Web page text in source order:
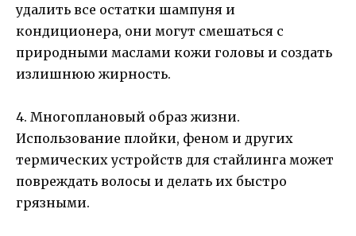
удалить все остатки шампуня и
кондиционера, они могут смешаться с
природными маслами кожи головы и создать
излишнюю жирность.
4. Многоплановый образ жизни.
Использование плойки, феном и других
термических устройств для стайлинга может
повреждать волосы и делать их быстро
грязными.